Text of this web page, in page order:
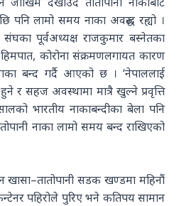
पनि लामो समय नाका अवरुद्ध रह्यो ।
संघका पूर्वअध्यक्ष राजकुमार बस्नेतका
कोरोना संक्रमणलगायत कारण
बन्द गर्दै आएको छ । ‘नेपाललाई
र सहज अवस्थामा मात्रै खुल्ने प्रवृत्ति
भारतीय नाकाबन्दीका बेला पनि
नाका लामो समय बन्द राखिएको
सडक खण्डमा महिनौं
पहिरोले पुरिए भने कतिपय सामान